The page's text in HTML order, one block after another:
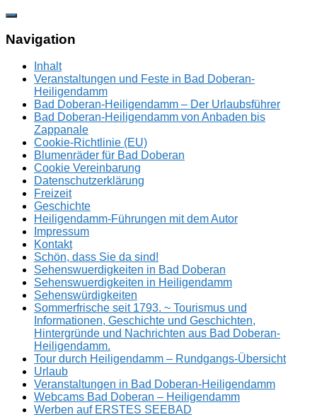
Zum
springen
Navigation
Inhalt
Veranstaltungen und Feste in Bad Doberan-
Heiligendamm
Bad Doberan-Heiligendamm – Der Urlaubsführer
Bad Doberan-Heiligendamm von Anbaden bis
Zappanale
Cookie-Richtlinie (EU)
Blumenräder für Bad Doberan
Cookie Vereinbarung
Datenschutzerklärung
Freizeit
Geschichte
Heiligendamm-Führungen mit dem Autor
Impressum
Kontakt
Schön, dass Sie da sind!
Sehenswuerdigkeiten in Bad Doberan
Sehenswuerdigkeiten in Heiligendamm
Sehenswürdigkeiten
Sommerfrische seit 1793. ~ Tourismus und
Informationen, Geschichte und Geschichten,
Hintergründe und Nachrichten aus Bad Doberan-
Heiligendamm.
Tour durch Heiligendamm – Rundgangs-Übersicht
Urlaub
Veranstaltungen in Bad Doberan-Heiligendamm
Webcams Bad Doberan – Heiligendamm
Werben auf ERSTES SEEBAD